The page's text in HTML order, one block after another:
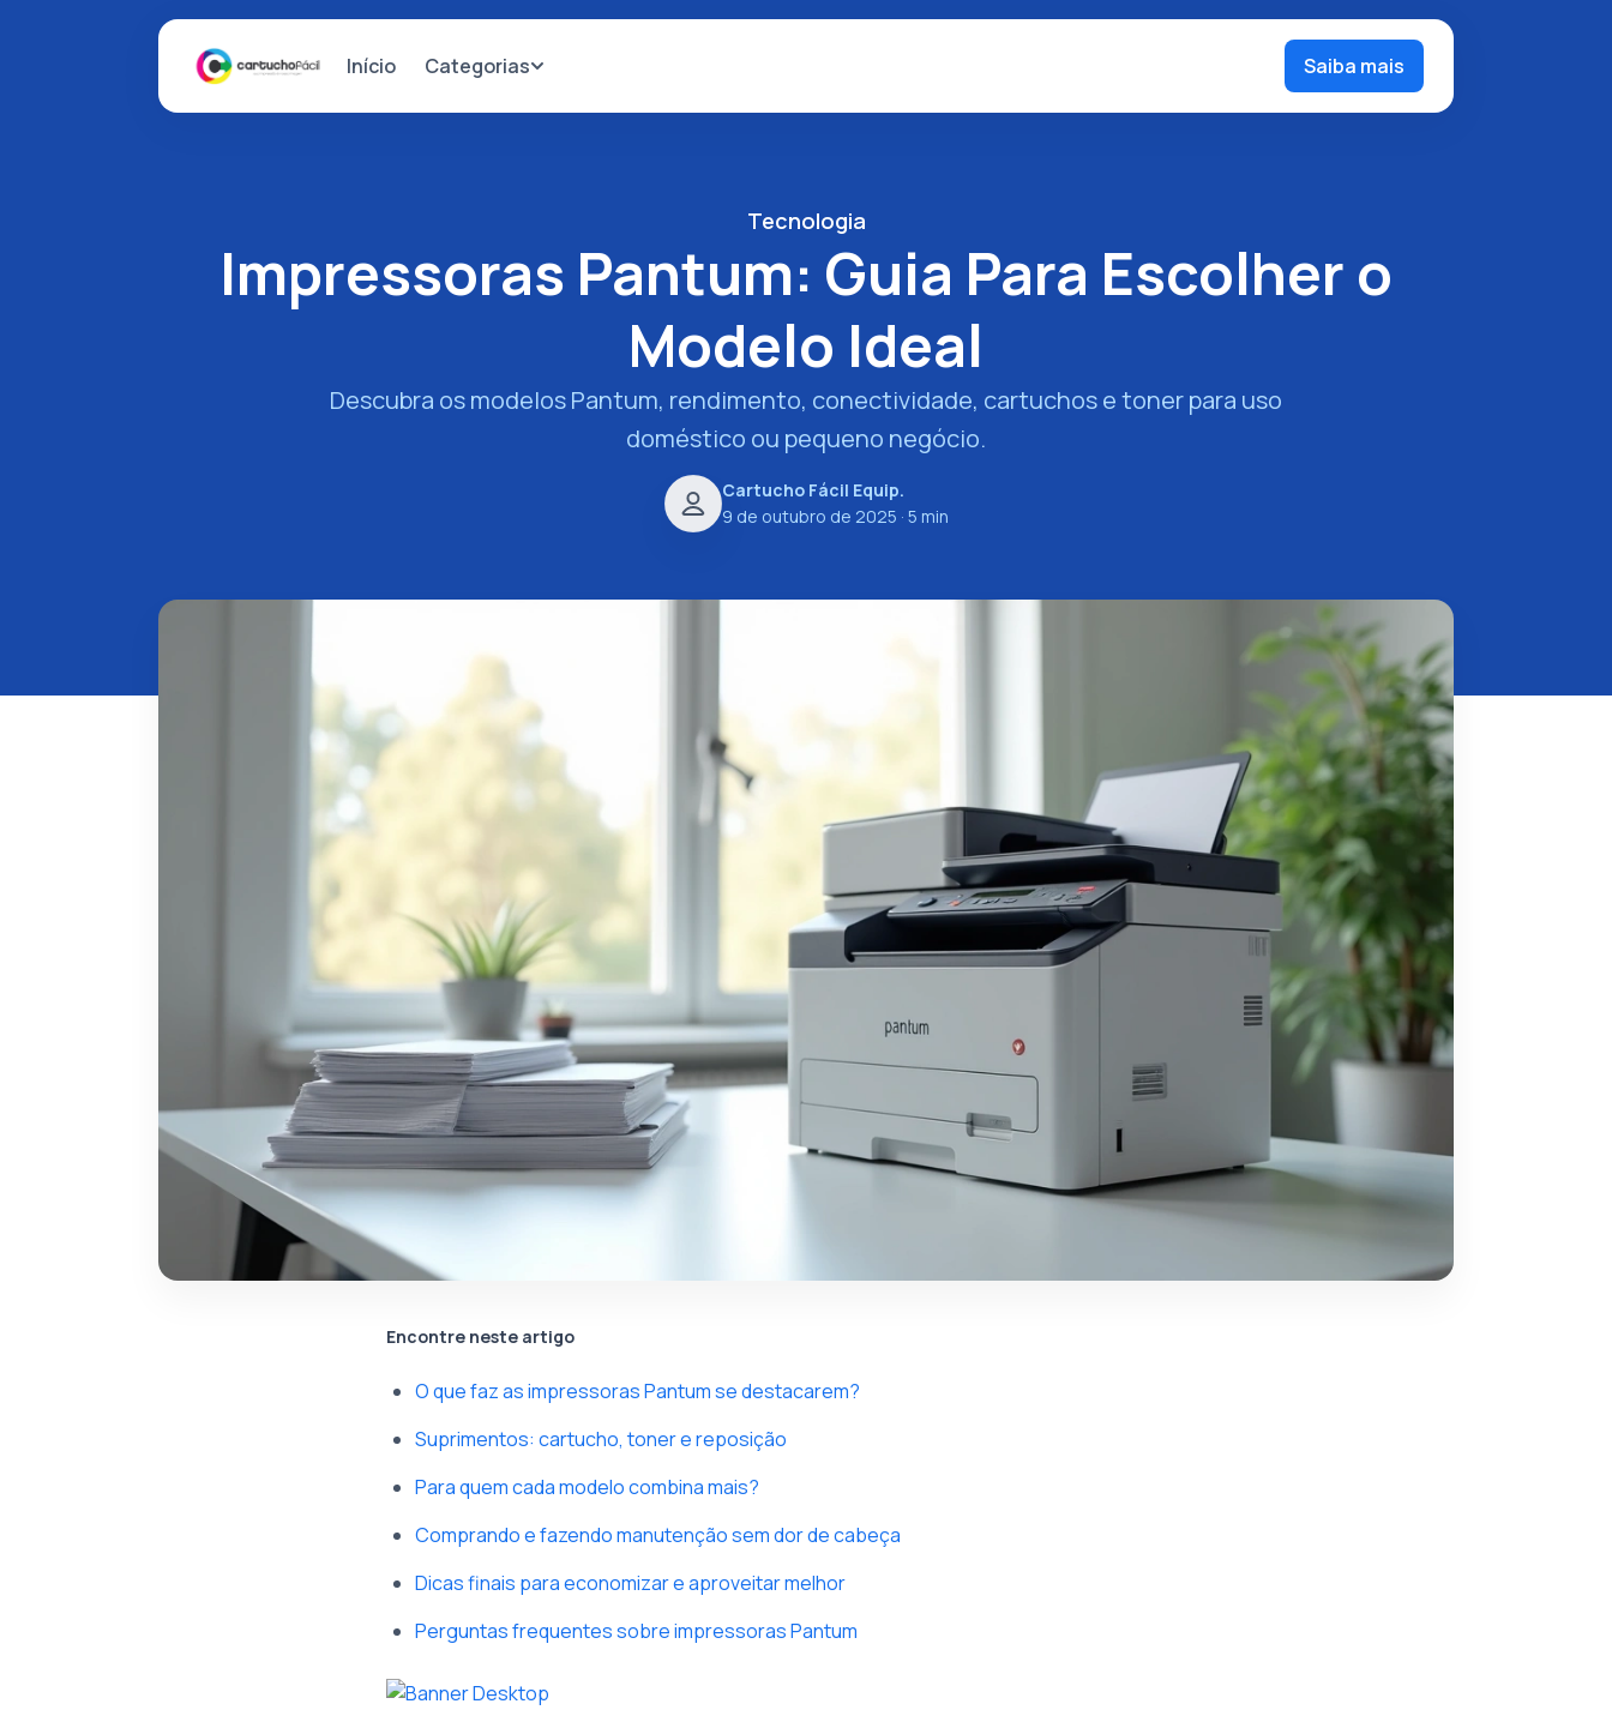
Início Categorias Saiba mais
Tecnologia
Impressoras Pantum: Guia Para Escolher o
Modelo Ideal
Descubra os modelos Pantum, rendimento, conectividade, cartuchos e toner para uso
doméstico ou pequeno negócio.
Cartucho Fácil Equip.
9 de outubro de 2025 · 5 min
Encontre neste artigo
O que faz as impressoras Pantum se destacarem?
Suprimentos: cartucho, toner e reposição
Para quem cada modelo combina mais?
Comprando e fazendo manutenção sem dor de cabeça
Dicas finais para economizar e aproveitar melhor
Perguntas frequentes sobre impressoras Pantum